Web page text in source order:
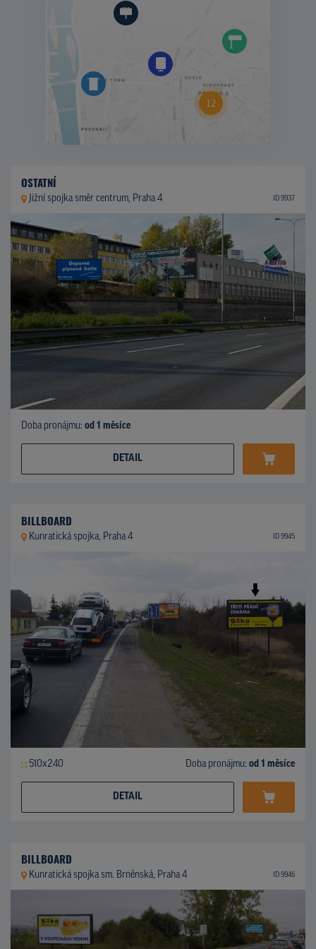
OSTATNÍ
Jižní spojka směr centrum, Praha 4 ID 9937
Doba pronájmu: od 1 měsíce
DETAIL
BILLBOARD
Kunratická spojka, Praha 4 ID 9945
510x240 Doba pronájmu: od 1 měsíce
DETAIL
BILLBOARD
Kunratická spojka sm. Brněnská, Praha 4 ID 9946